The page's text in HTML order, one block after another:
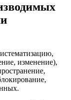
изменение),